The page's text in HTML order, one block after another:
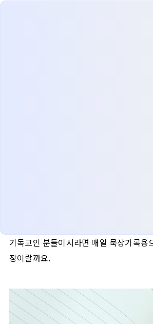
기독교인 분들이시라면 매일 묵상기록용
장이랄까요.